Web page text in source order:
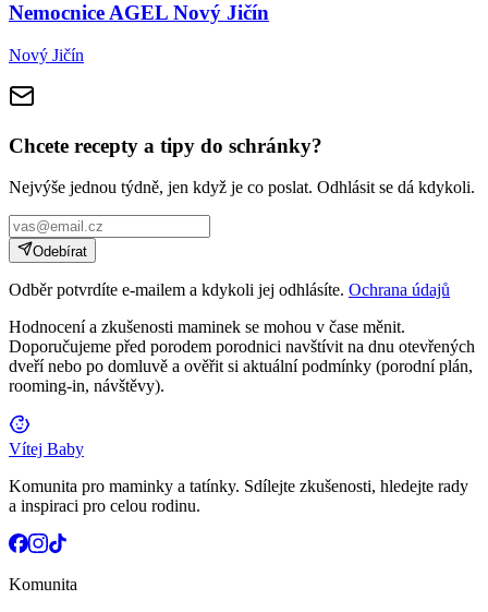
Nemocnice AGEL Nový Jičín
Nový Jičín
Chcete recepty a tipy do schránky?
Nejvýše jednou týdně, jen když je co poslat. Odhlásit se dá kdykoli.
Odebírat
Odběr potvrdíte e-mailem a kdykoli jej odhlásíte. Ochrana údajů
Hodnocení a zkušenosti maminek se mohou v čase měnit.
Doporučujeme před porodem porodnici navštívit na dnu otevřených
dveří nebo po domluvě a ověřit si aktuální podmínky (porodní plán,
rooming-in, návštěvy).
Vítej Baby
Komunita pro maminky a tatínky. Sdílejte zkušenosti, hledejte rady
a inspiraci pro celou rodinu.
Komunita